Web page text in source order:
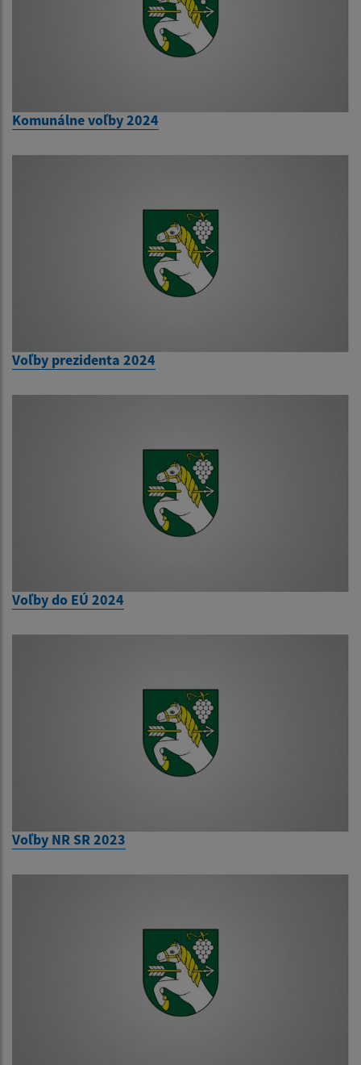
Komunálne voľby 2024
Voľby prezidenta 2024
Voľby do EÚ 2024
Voľby NR SR 2023